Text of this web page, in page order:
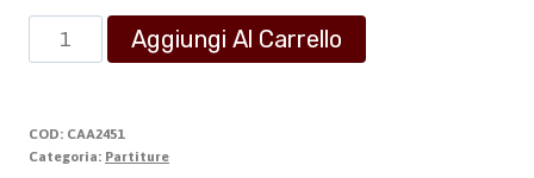
LAUS
JUCUNDA
1
quantità
Aggiungi Al Carrello
COD: CAA2451
Categoria: Partiture